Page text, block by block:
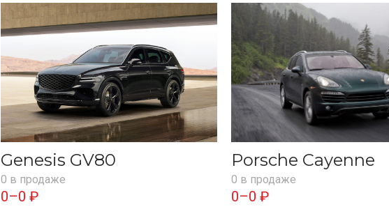
Genesis GV80
0 в продаже
0–0 ₽
Porsche Cayenne
0 в продаже
0–0 ₽